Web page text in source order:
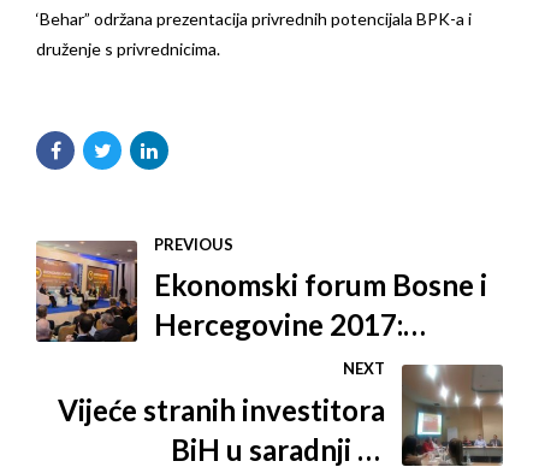
‘Behar” održana prezentacija privrednih potencijala BPK-a i
druženje s privrednicima.
PREVIOUS
Ekonomski forum Bosne i
Hercegovine 2017:
Ekonomija je ključ svega i
mora biti ispred politike
NEXT
Vijeće stranih investitora
BiH u saradnji sa